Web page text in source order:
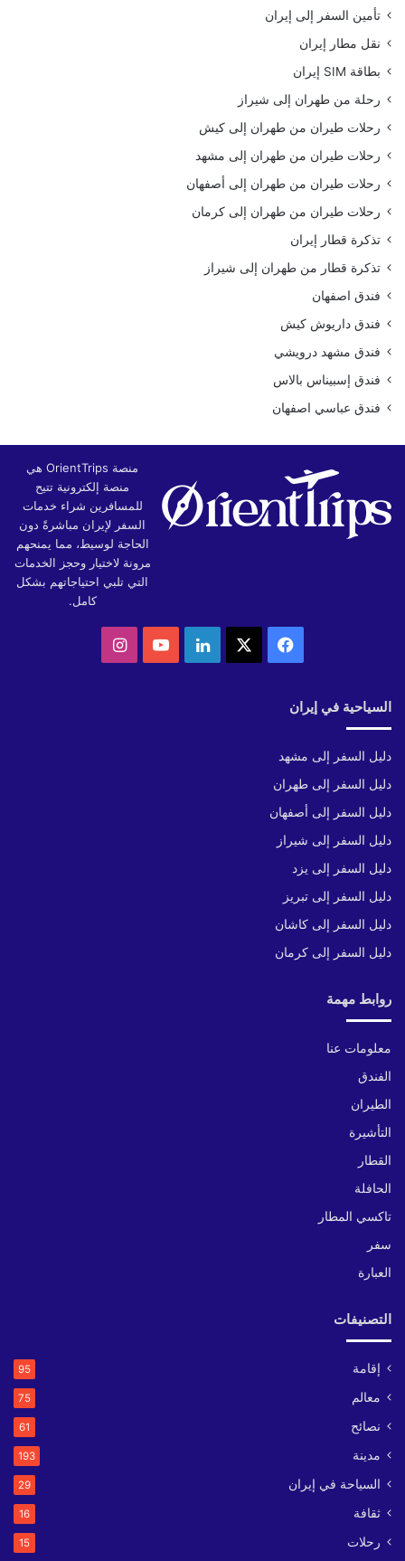
تأمين السفر إلى إيران
نقل مطار إيران
بطاقة SIM إيران
رحلة من طهران إلى شيراز
رحلات طيران من طهران إلى كيش
رحلات طيران من طهران إلى مشهد
رحلات طيران من طهران إلى أصفهان
رحلات طيران من طهران إلى كرمان
تذكرة قطار إيران
تذكرة قطار من طهران إلى شيراز
فندق اصفهان
فندق داريوش كيش
فندق مشهد درويشي
فندق إسبيناس بالاس
فندق عباسي اصفهان
منصة OrientTrips هي
منصة إلكترونية تتيح
للمسافرين شراء خدمات
السفر لإيران مباشرةً دون
الحاجة لوسيط، مما يمنحهم
مرونة لاختيار وحجز الخدمات
التي تلبي احتياجاتهم بشكل
كامل.
فيسبوك لينكدإن‫YouTubeانستقرام
السياحية في إيران
دليل السفر إلى مشهد
دليل السفر إلى طهران
دليل السفر إلى أصفهان
دليل السفر إلى شيراز
دليل السفر إلى يزد
دليل السفر إلى تبريز
دليل السفر إلى كاشان
دليل السفر إلى كرمان
روابط مهمة
معلومات عنا
الفندق
الطيران
التأشيرة
القطار
الحافلة
تاكسي المطار
سفر
العبارة
التصنيفات
إقامة 95
معالم 75
نصائح 61
مدينة 193
السياحة في إيران 29
ثقافة 16
رحلات 15